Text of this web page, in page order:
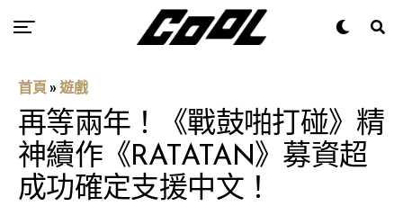
首頁 » 遊戲
再等兩年！《戰鼓啪打碰》精
神續作《RATATAN》募資超
成功確定支援中文！